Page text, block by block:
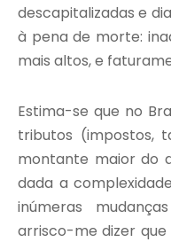
descapitalizadas e
à pena de morte:
mais altos, e
Estima-se que no
tributos (impostos,
montante maior do
dada a
inúmeras
arrisco-me dizer que